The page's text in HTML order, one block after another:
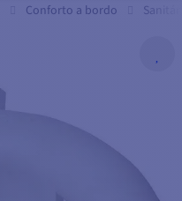
Conforto a bordo